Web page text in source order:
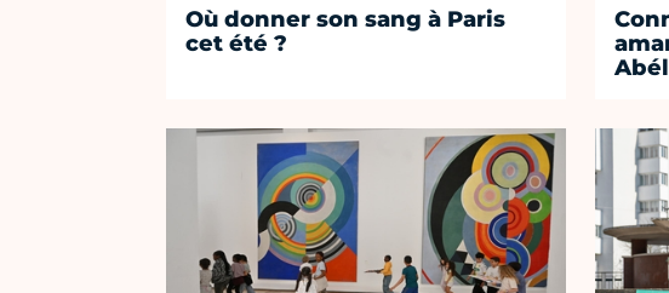
Où donner son sang à Paris
cet été ?